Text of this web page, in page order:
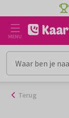
naar
inhoud
MENU
Terug